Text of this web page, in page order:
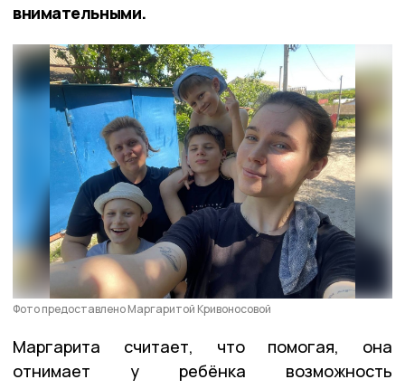
внимательными.
Фото предоставлено Маргаритой Кривоносовой
Маргарита считает, что помогая, она
отнимает у ребёнка возможность